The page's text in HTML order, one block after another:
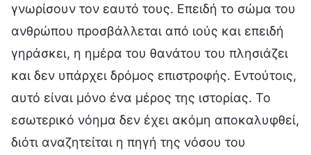
γνωρίσουν τον εαυτό τους. Επειδή το σώμα του
ανθρώπου προσβάλλεται από ιούς και επειδή
γηράσκει, η ημέρα του θανάτου του πλησιάζει
και δεν υπάρχει δρόμος επιστροφής. Εντούτοις,
αυτό είναι μόνο ένα μέρος της ιστορίας. Το
εσωτερικό νόημα δεν έχει ακόμη αποκαλυφθεί,
διότι αναζητείται η πηγή της νόσου του